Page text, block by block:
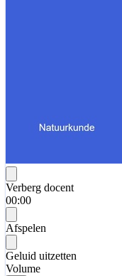
Verberg docent
00:00
Afspelen
Geluid uitzetten
Volume